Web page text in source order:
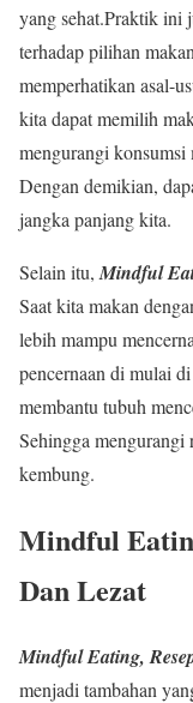
yang sehat.Praktik ini
terhadap pilihan
memperhatikan asal-
kita dapat memilih
mengurangi konsumsi
Dengan demikian,
jangka panjang kita.
Selain itu, Mindful
Saat kita makan
lebih mampu
pencernaan di mulai
membantu tubuh
Sehingga mengurangi
kembung.
Mindful
Dan Lezat
Mindful Eating,
menjadi tambahan